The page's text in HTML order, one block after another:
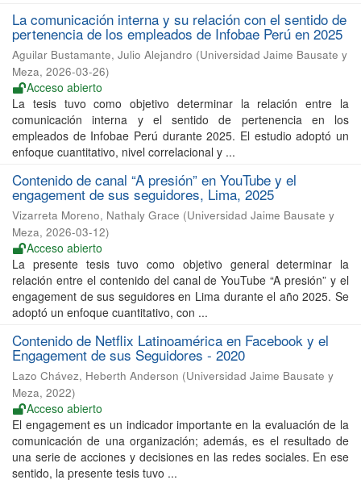
La comunicación interna y su relación con el sentido de
pertenencia de los empleados de Infobae Perú en 2025
Aguilar Bustamante, Julio Alejandro (Universidad Jaime Bausate y
Meza, 2026-03-26)
Acceso abierto
La tesis tuvo como objetivo determinar la relación entre la
comunicación interna y el sentido de pertenencia en los
empleados de Infobae Perú durante 2025. El estudio adoptó un
enfoque cuantitativo, nivel correlacional y ...
Contenido de canal “A presión” en YouTube y el
engagement de sus seguidores, Lima, 2025
Vizarreta Moreno, Nathaly Grace (Universidad Jaime Bausate y
Meza, 2026-03-12)
Acceso abierto
La presente tesis tuvo como objetivo general determinar la
relación entre el contenido del canal de YouTube “A presión” y el
engagement de sus seguidores en Lima durante el año 2025. Se
adoptó un enfoque cuantitativo, con ...
Contenido de Netflix Latinoamérica en Facebook y el
Engagement de sus Seguidores - 2020
Lazo Chávez, Heberth Anderson (Universidad Jaime Bausate y
Meza, 2022)
Acceso abierto
El engagement es un indicador importante en la evaluación de la
comunicación de una organización; además, es el resultado de
una serie de acciones y decisiones en las redes sociales. En ese
sentido, la presente tesis tuvo ...